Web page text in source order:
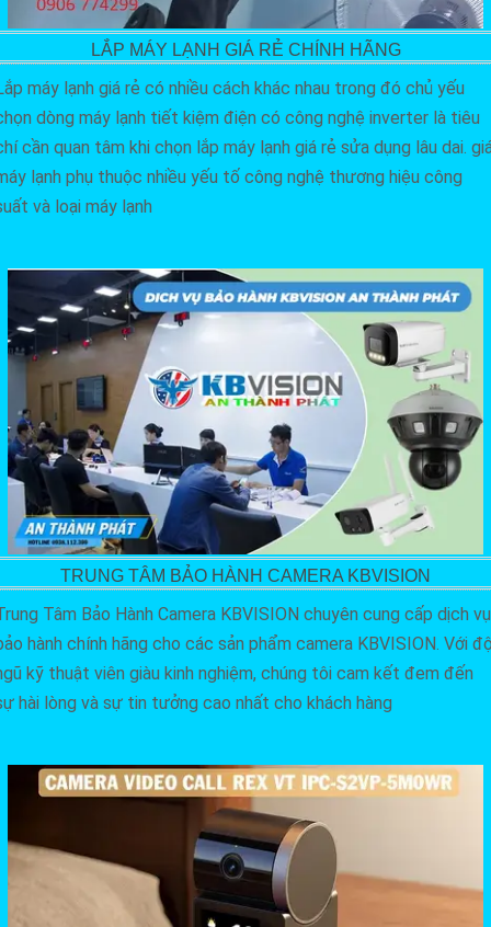
LẮP MÁY LẠNH GIÁ RẺ CHÍNH HÃNG
máy lạnh giá rẻ có nhiều cách khác nhau trong đó chủ yếu
dòng máy lạnh tiết kiệm điện có công nghệ inverter là tiêu
cần quan tâm khi chọn lắp máy lạnh giá rẻ sửa dụng lâu dai.
lạnh phụ thuộc nhiều yếu tố công nghệ thương hiệu công
và loại máy lạnh
TRUNG TÂM BẢO HÀNH CAMERA KBVISION
Tâm Bảo Hành Camera KBVISION chuyên cung cấp dịch vụ
hành chính hãng cho các sản phẩm camera KBVISION. Với
kỹ thuật viên giàu kinh nghiệm, chúng tôi cam kết đem đến
hài lòng và sự tin tưởng cao nhất cho khách hàng